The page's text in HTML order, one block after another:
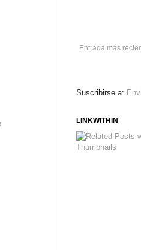
Entrada más
Suscribirse a:
LINKWITHIN